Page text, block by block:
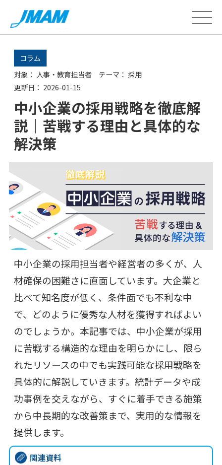
コラム
対象： 人事・教育担当者 テーマ： 採用
更新日： 2026-01-15
中小企業の採用戦略を徹底解
説｜苦戦する理由と具体的な
解決策
中小企業の採用担当者や経営者の多くが、人
材確保の困難さに直面しています。大企業と
比べて知名度が低く、条件面でも不利な中
で、どのように優秀な人材を獲得すればよい
のでしょうか。本記事では、中小企業が採用
に苦戦する構造的な理由を明らかにし、限ら
れたリソースの中でも実践可能な採用戦略を
具体的に解説していきます。統計データや成
功事例を交えながら、すぐに着手できる施策
から中長期的な改善策まで、実用的な情報を
提供します。
関連資料